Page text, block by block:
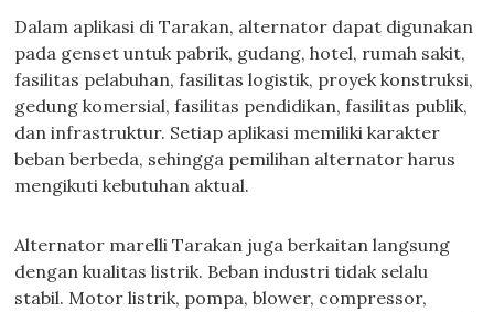
Dalam aplikasi di Tarakan, alternator dapat digunakan
pada genset untuk pabrik, gudang, hotel, rumah sakit,
fasilitas pelabuhan, fasilitas logistik, proyek konstruksi,
gedung komersial, fasilitas pendidikan, fasilitas publik,
dan infrastruktur. Setiap aplikasi memiliki karakter
beban berbeda, sehingga pemilihan alternator harus
mengikuti kebutuhan aktual.
Alternator marelli Tarakan juga berkaitan langsung
dengan kualitas listrik. Beban industri tidak selalu
stabil. Motor listrik, pompa, blower, compressor,